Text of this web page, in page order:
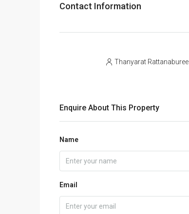
Contact Information
Thanyarat Rattanaburee
Enquire About This Property
Name
Email